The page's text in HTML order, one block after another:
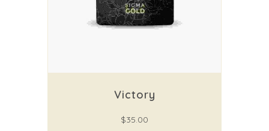
Victory
$35.00